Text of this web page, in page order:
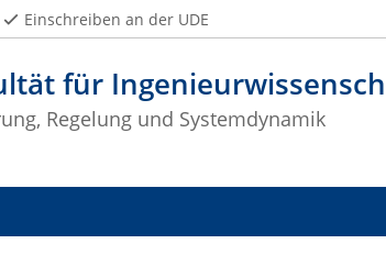
für
Regelung und Systemdynamik
Einschreiben an der UDE